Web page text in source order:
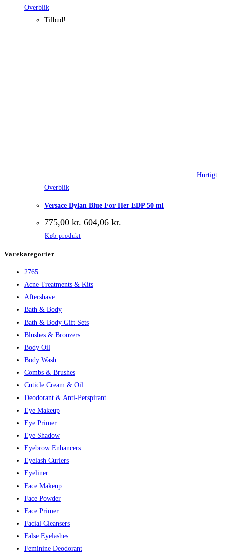
Overblik
Tilbud!
Hurtigt
Overblik
Versace Dylan Blue For Her EDP 50 ml
775,00kr. Den
oprindelige
604,06 kr.
aktuelle
Køb produkt
Varekategorier
2765
Acne Treatments & Kits
Aftershave
Bath & Body
Bath & Body Gift Sets
Blushes & Bronzers
Body Oil
Body Wash
Combs & Brushes
Cuticle Cream & Oil
Deodorant & Anti-Perspirant
Eye Makeup
Eye Primer
Eye Shadow
Eyebrow Enhancers
Eyelash Curlers
Eyeliner
Face Makeup
Face Powder
Face Primer
Facial Cleansers
False Eyelashes
Feminine Deodorant